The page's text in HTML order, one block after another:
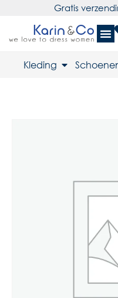
Gratis
Kleding